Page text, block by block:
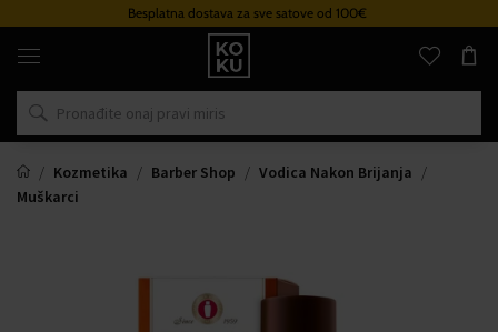
Besplatna dostava za sve satove od 100€
Originalni
parfemi
satovi
na
mjestu
Kozmetika
Barber Shop
Vodica Nakon Brijanja
Muškarci